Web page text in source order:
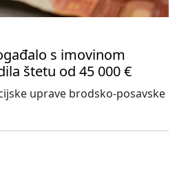
s imovinom
štetu od 45 000 €
uprave brodsko-posavske